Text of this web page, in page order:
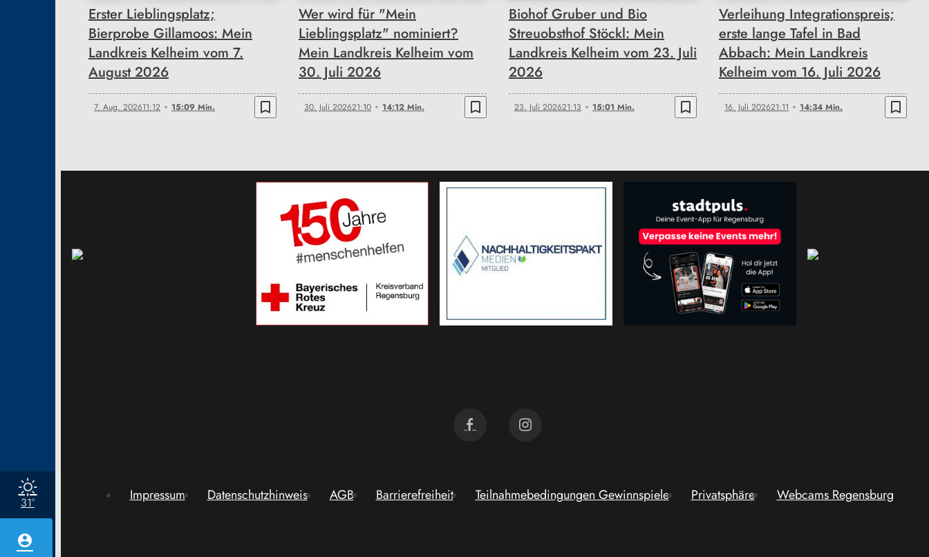
account_circle
31°
Erster Lieblingsplatz;
Bierprobe Gillamoos: Mein
Landkreis Kelheim vom 7.
August 2026
7. Aug. 202611:12 15:09 Min. bookmark_border
Wer wird für "Mein
Lieblingsplatz" nominiert?
Mein Landkreis Kelheim vom
30. Juli 2026
30. Juli 202621:10 14:12 Min. bookmark_border
Biohof Gruber und Bio
Streuobsthof Stöckl: Mein
Landkreis Kelheim vom 23. Juli
2026
23. Juli 202621:13 15:01 Min. bookmark_border
Verleihung Integrationspreis;
erste lange Tafel in Bad
Abbach: Mein Landkreis
Kelheim vom 16. Juli 2026
16. Juli 202621:11 14:34 Min. bookmark_border
Impressum Datenschutzhinweis AGB Barrierefreiheit Teilnahmebedingungen Gewinnspiele Privatsphäre Webcams Regensburg